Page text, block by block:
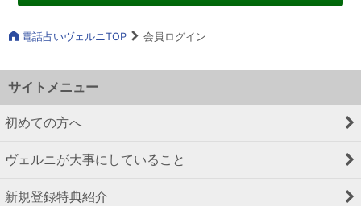
電話占いヴェルニTOP 会員ログイン
サイトメニュー
初めての方へ
ヴェルニが大事にしていること
新規登録特典紹介